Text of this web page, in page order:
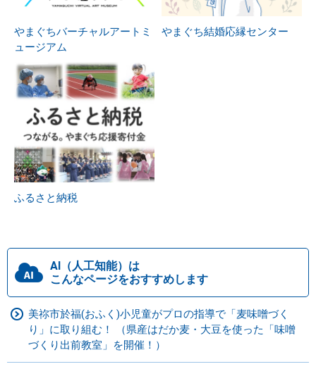
やまぐちバーチャルアートミ
ュージアム
やまぐち結婚応縁センター
ふるさと納税
AI（人工知能）は
こんなページをおすすめします
美祢市於福(おふく)小児童がプロの指導で「麦味噌づく
り」に取り組む！ （県産はだか麦・大豆を使った「味噌
づくり出前教室」を開催！）